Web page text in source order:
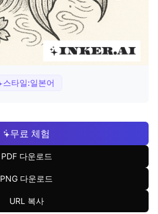
스타일:일본어
무료 체험
PDF 다운로드
PNG 다운로드
URL 복사